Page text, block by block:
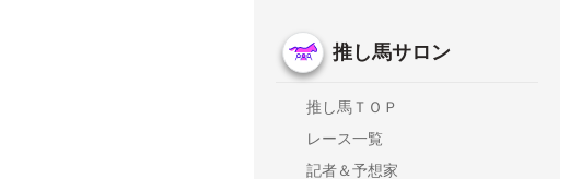
推し馬サロン
推し馬ＴＯＰ
レース一覧
記者＆予想家